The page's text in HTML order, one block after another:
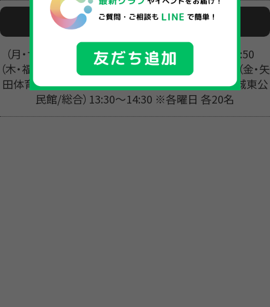
活動日時
（月・サンライフ松江）①16:45〜17:45 ②17:50〜18:50
（木・福生/東山）①17:15～18:00 ②18:05～19:05 （金・矢
田体育館）①16:45〜17:45 ②17:50〜18:50 （土・城東公
民館/総合）13:30〜14:30 ※各曜日 各20名